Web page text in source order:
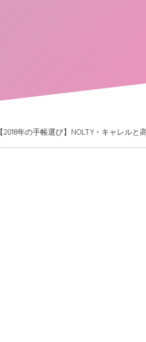
【2018年の手帳選び】NOLTY・キャレル